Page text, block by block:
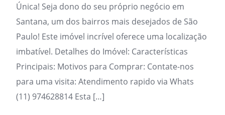
Única! Seja dono do seu próprio negócio em
Santana, um dos bairros mais desejados de São
Paulo! Este imóvel incrível oferece uma localização
imbatível. Detalhes do Imóvel: Características
Principais: Motivos para Comprar: Contate-nos
para uma visita: Atendimento rapido via Whats
(11) 974628814 Esta […]